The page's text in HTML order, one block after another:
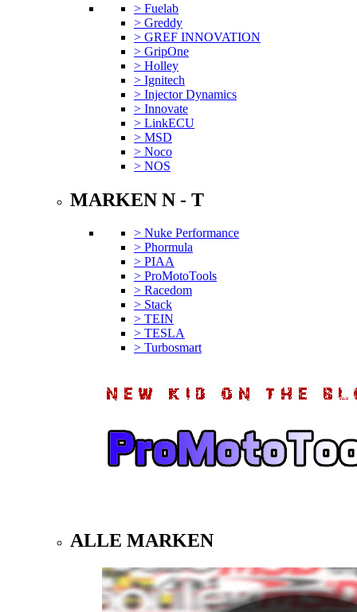
> Fuelab
> Greddy
> GREF INNOVATION
> GripOne
> Holley
> Ignitech
> Injector Dynamics
> Innovate
> LinkECU
> MSD
> Noco
> NOS
MARKEN N - T
> Nuke Performance
> Phormula
> PIAA
> ProMotoTools
> Racedom
> Stack
> TEIN
> TESLA
> Turbosmart
ALLE MARKEN